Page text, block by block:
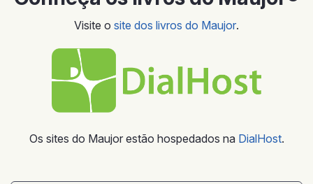
Visite o site dos livros do Maujor.
Os sites do Maujor estão hospedados na DialHost.